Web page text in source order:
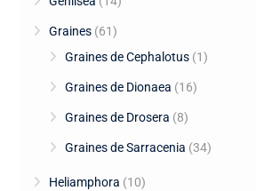
Graines (61)
Graines de Cephalotus (1)
Graines de Dionaea (16)
Graines de Drosera (8)
Graines de Sarracenia (34)
Heliamphora (10)